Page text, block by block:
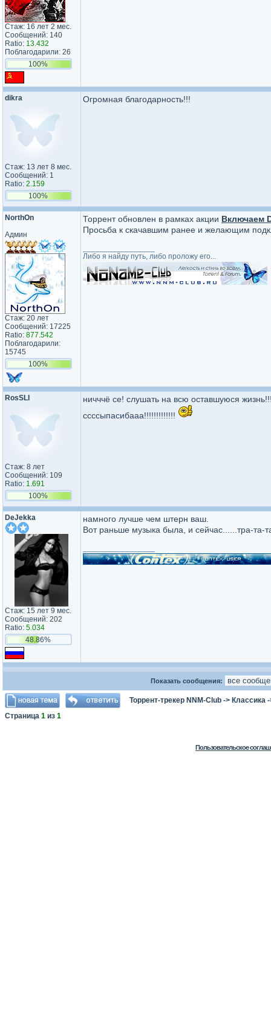
Стаж: 16 лет 2 мес.
Сообщений: 140
Ratio: 13.432
Поблагодарили: 26
100%
dikra
Стаж: 13 лет 8 мес.
Сообщений: 1
Ratio: 2.159
100%
Огромная благодарность!!!
NorthOn
Админ
Стаж: 20 лет
Сообщений: 17225
Ratio: 877.542
Поблагодарили:
15745
100%
Торрент обновлен в рамках акции Включаем
Просьба к скачавшим ранее и желающим
Либо я найду путь, либо проложу его...
RosSLI
Стаж: 8 лет
Сообщений: 109
Ratio: 1.691
100%
ничччё се! слушать на всю оставшуюся
ссссыпасибааа!!!!!!!!!!!!!
DeJekka
Стаж: 15 лет 9 мес.
Сообщений: 202
Ratio: 5.034
48.86%
намного лучше чем штерн ваш.
Вот раньше музыка была, и сейчас......тра-та-
Показать сообщения:
Торрент-трекер NNM-Club -> Классика
Страница 1 из 1
Пользовательское